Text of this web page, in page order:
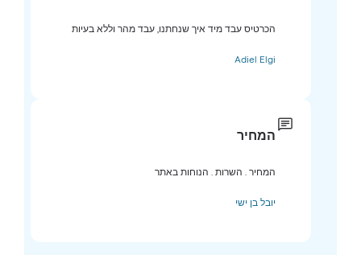
הכרטיס עבד מיד איך שנחתנו, עבד מהר וללא בעיות
Adiel Elgi
המחיר
המחיר . השרות . הנוחות באתר
יובל בן ישי